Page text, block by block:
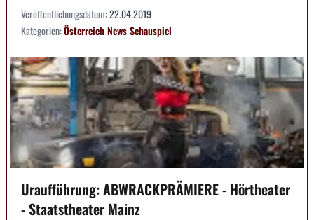
Veröffentlichungsdatum:22.04.2019
Kategorien:ÖsterreichNewsSchauspiel
Uraufführung: ABWRACKPRÄMIERE - Hörtheater
- Staatstheater Mainz